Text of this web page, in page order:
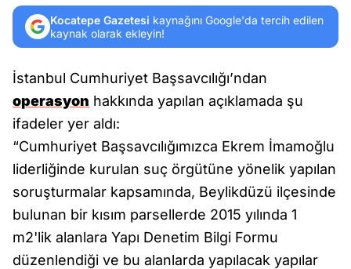
Kocatepe Gazetesi kaynağını Google'da tercih edilen
kaynak olarak ekleyin!
İstanbul Cumhuriyet Başsavcılığı’ndan
operasyon hakkında yapılan açıklamada şu
ifadeler yer aldı:
“Cumhuriyet Başsavcılığımızca Ekrem İmamoğlu
liderliğinde kurulan suç örgütüne yönelik yapılan
soruşturmalar kapsamında, Beylikdüzü ilçesinde
bulunan bir kısım parsellerde 2015 yılında 1
m2'lik alanlara Yapı Denetim Bilgi Formu
düzenlendiği ve bu alanlarda yapılacak yapılar